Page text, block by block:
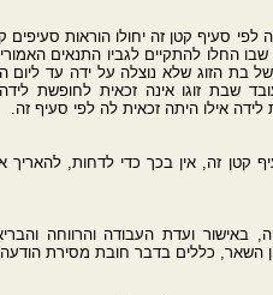
הזוג שלא נוצלה על ידה עד ליום
שבת זוגו אינה זכאית לחופשת
אילו היתה זכאית לה לפי סעיף זה.
קטן זה, אין בכך כדי לדחות,
באישור ועדת העבודה והרווחה